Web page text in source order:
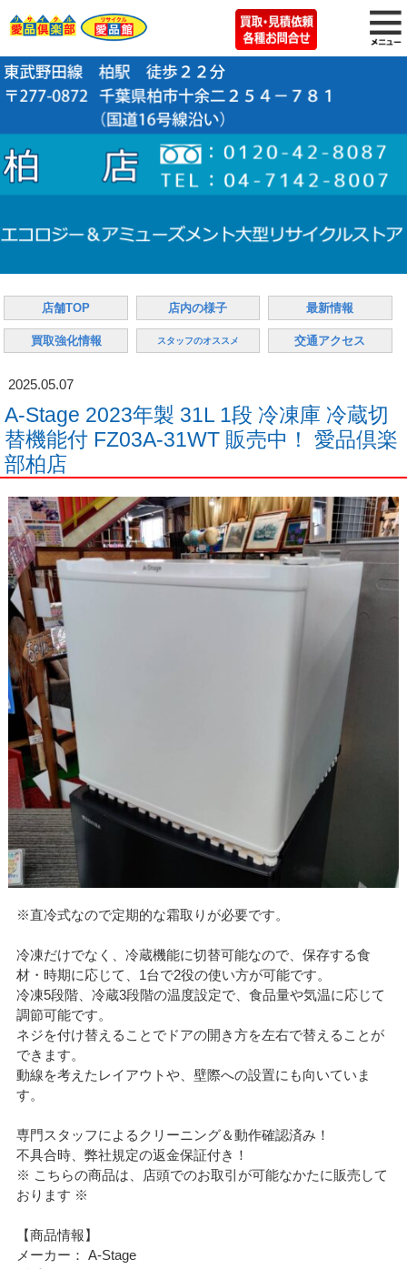
店舗TOP 店内の様子 最新情報
買取強化情報 スタッフのオススメ 交通アクセス
2025.05.07
A-Stage 2023年製 31L 1段 冷凍庫 冷蔵切
替機能付 FZ03A-31WT 販売中！ 愛品倶楽
部柏店
※直冷式なので定期的な霜取りが必要です。
冷凍だけでなく、冷蔵機能に切替可能なので、保存する食
材・時期に応じて、1台で2役の使い方が可能です。
冷凍5段階、冷蔵3段階の温度設定で、食品量や気温に応じて
調節可能です。
ネジを付け替えることでドアの開き方を左右で替えることが
できます。
動線を考えたレイアウトや、壁際への設置にも向いていま
す。
専門スタッフによるクリーニング＆動作確認済み！
不具合時、弊社規定の返金保証付き！
※ こちらの商品は、店頭でのお取引が可能なかたに販売して
おります ※
【商品情報】
メーカー： A-Stage